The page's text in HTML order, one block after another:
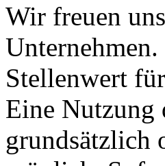
Wir freuen
Stellenwert
Eine Nutzung
grundsätzlich